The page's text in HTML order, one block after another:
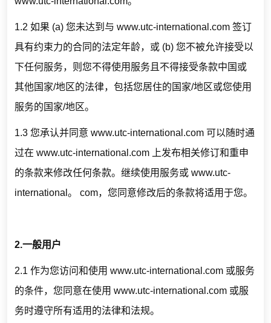
1.2 如果 (a) 您未达到与 www.utc-international.com 签订
具有约束力的合同的法定年龄，或 (b) 您不被允许接受以
下任何服务，则您不得使用服务且不得接受条款中国或
其他国家/地区的法律，包括您居住的国家/地区或您使用
服务的国家/地区。
1.3 您承认并同意 www.utc-international.com 可以随时通
过在 www.utc-international.com 上发布相关修订和重申
的条款来修改任何条款。继续使用服务或 www.utc-
international。 com，您同意修改后的条款将适用于您。
2.一般用户
2.1 作为您访问和使用 www.utc-international.com 或服务
的条件，您同意在使用 www.utc-international.com 或服
务时遵守所有适用的法律和法规。